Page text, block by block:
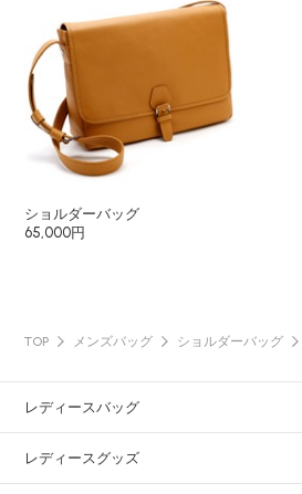
ショルダーバッグ
65,000円
TOP メンズバッグ ショルダーバッグ
レディースバッグ
レディースグッズ